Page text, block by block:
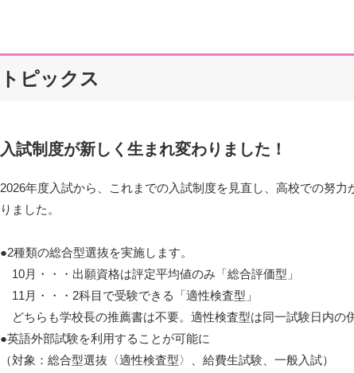
トピックス
入試制度が新しく生まれ変わりました！
2026年度入試から、これまでの入試制度を見直し、高校での努
りました。
●2種類の総合型選抜を実施します。
10月・・・出願資格は評定平均値のみ「総合評価型」
11月・・・2科目で受験できる「適性検査型」
どちらも学校長の推薦書は不要。適性検査型は同一試験日内の
●英語外部試験を利用することが可能に
（対象：総合型選抜〈適性検査型〉、給費生試験、一般入試）